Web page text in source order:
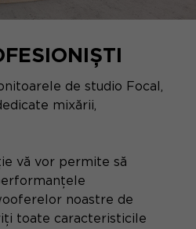
de studio Focal,
mixării,
vă vor permite să
noastre de
toate caracteristicile